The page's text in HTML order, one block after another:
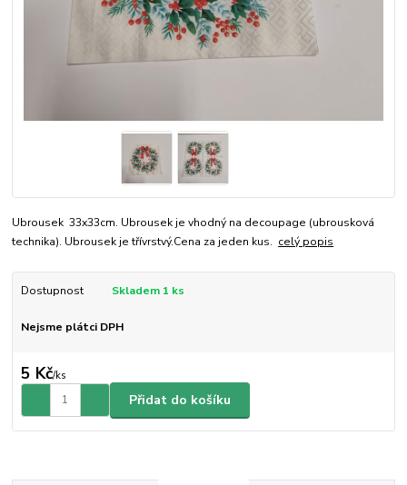
Ubrousek 33x33cm. Ubrousek je vhodný na decoupage (ubrousková
technika). Ubrousek je třívrstvý.Cena za jeden kus. celý popis
Dostupnost Skladem 1 ks
Nejsme plátci DPH
5 Kč/ks
Přidat do košíku